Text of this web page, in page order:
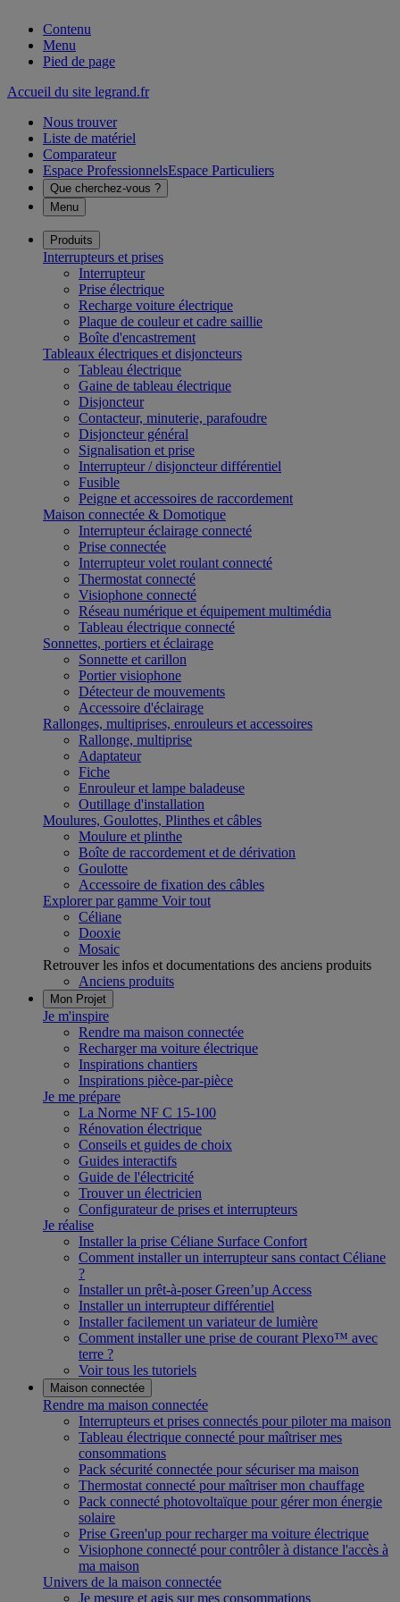
Contenu
Menu
Pied de page
Accueil du site legrand.fr
Nous trouver
Liste de matériel
Comparateur
Espace ProfessionnelsEspace Particuliers
Que cherchez-vous ?
Menu
Produits
Interrupteurs et prises
Interrupteur
Prise électrique
Recharge voiture électrique
Plaque de couleur et cadre saillie
Boîte d'encastrement
Tableaux électriques et disjoncteurs
Tableau électrique
Gaine de tableau électrique
Disjoncteur
Contacteur, minuterie, parafoudre
Disjoncteur général
Signalisation et prise
Interrupteur / disjoncteur différentiel
Fusible
Peigne et accessoires de raccordement
Maison connectée & Domotique
Interrupteur éclairage connecté
Prise connectée
Interrupteur volet roulant connecté
Thermostat connecté
Visiophone connecté
Réseau numérique et équipement multimédia
Tableau électrique connecté
Sonnettes, portiers et éclairage
Sonnette et carillon
Portier visiophone
Détecteur de mouvements
Accessoire d'éclairage
Rallonges, multiprises, enrouleurs et accessoires
Rallonge, multiprise
Adaptateur
Fiche
Enrouleur et lampe baladeuse
Outillage d'installation
Moulures, Goulottes, Plinthes et câbles
Moulure et plinthe
Boîte de raccordement et de dérivation
Goulotte
Accessoire de fixation des câbles
Explorer par gamme Voir tout
Céliane
Dooxie
Mosaic
Retrouver les infos et documentations des anciens produits
Anciens produits
Mon Projet
Je m'inspire
Rendre ma maison connectée
Recharger ma voiture électrique
Inspirations chantiers
Inspirations pièce-par-pièce
Je me prépare
La Norme NF C 15-100
Rénovation électrique
Conseils et guides de choix
Guides interactifs
Guide de l'électricité
Trouver un électricien
Configurateur de prises et interrupteurs
Je réalise
Installer la prise Céliane Surface Confort
Comment installer un interrupteur sans contact Céliane
?
Installer un prêt-à-poser Green’up Access
Installer un interrupteur différentiel
Installer facilement un variateur de lumière
Comment installer une prise de courant Plexo™ avec
terre ?
Voir tous les tutoriels
Maison connectée
Rendre ma maison connectée
Interrupteurs et prises connectés pour piloter ma maison
Tableau électrique connecté pour maîtriser mes
consommations
Pack sécurité connectée pour sécuriser ma maison
Thermostat connecté pour maîtriser mon chauffage
Pack connecté photovoltaïque pour gérer mon énergie
solaire
Prise Green'up pour recharger ma voiture électrique
Visiophone connecté pour contrôler à distance l'accès à
ma maison
Univers de la maison connectée
Je mesure et agis sur mes consommations